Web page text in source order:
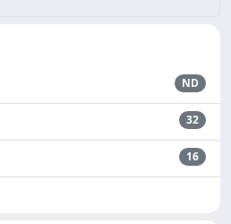
ND
32
16